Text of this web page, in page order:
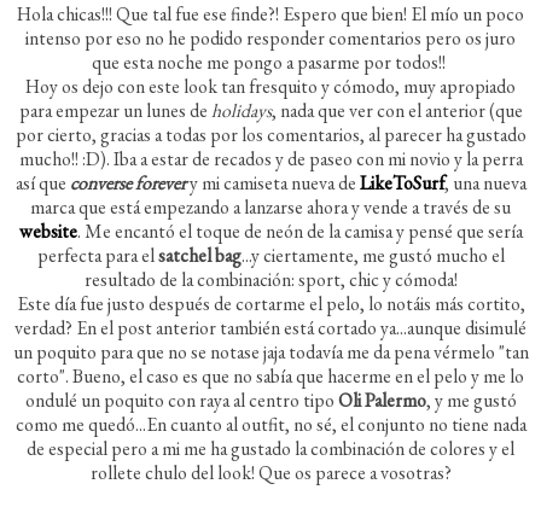
Hola chicas!!! Que tal fue ese finde?! Espero que bien! El mío un poco
intenso por eso no he podido responder comentarios pero os juro
que esta noche me pongo a pasarme por todos!!
Hoy os dejo con este look tan fresquito y cómodo, muy apropiado
para empezar un lunes deholidays, nada que ver con el anterior (que
por cierto, gracias a todas por los comentarios, al parecer ha gustado
mucho!! :D). Iba a estar de recados y de paseo con mi novio y la perra
así que converse forevery mi camiseta nueva deLikeToSurf, una nueva
marca que está empezando a lanzarse ahora y vende a través de su
website. Me encantó el toque de neón de la camisa y pensé que sería
perfecta para elsatchel bag...y ciertamente, me gustó mucho el
resultado de la combinación: sport, chic y cómoda!
Este día fue justo después de cortarme el pelo, lo notáis más cortito,
verdad? En el post anterior también está cortado ya...aunque disimulé
un poquito para que no se notase jaja todavía me da pena vérmelo "tan
corto". Bueno, el caso es que no sabía que hacerme en el pelo y me lo
ondulé un poquito con raya al centro tipoOli Palermo, y me gustó
como me quedó...En cuanto al outfit, no sé, el conjunto no tiene nada
de especial pero a mi me ha gustado la combinación de colores y el
rollete chulo del look! Que os parece a vosotras?